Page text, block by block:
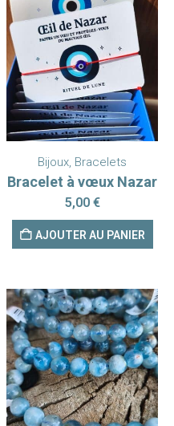
Bijoux, Bracelets
Bracelet à vœux Nazar
5,00 €
AJOUTER AU PANIER